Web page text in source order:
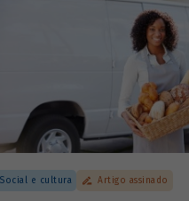
Social e cultura Artigo assinado